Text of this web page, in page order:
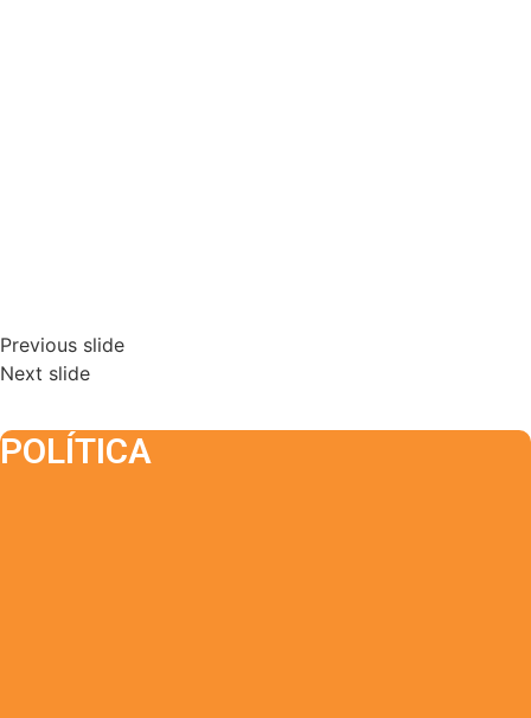
Previous slide
Next slide
POLÍTICA